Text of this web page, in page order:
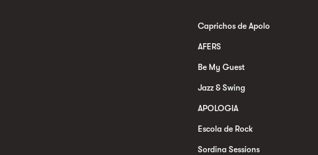
Caprichos de Apolo
AFERS
Be My Guest
Jazz & Swing
APOLOGIA
Escola de Rock
Sordina Sessions